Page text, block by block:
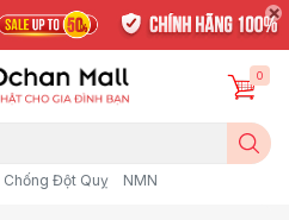
Chống Đột Quỵ NMN
0